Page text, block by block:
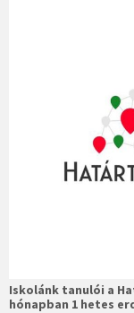
Iskolánk tanulói a
hónapban 1 hetes